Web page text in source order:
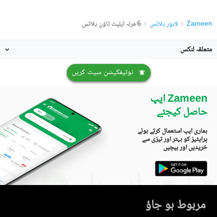
Zameen لاہور پلاٹس 6 مرلہ ایلیٹ ٹاؤن پلاٹس
متعلقہ لنکس
نوٹیفکیشن سیٹ کریں
Zameen ایپ
حاصل کیجئے
ہماری ایپ استعمال کرتے ہوئے
پراپٹیز کو بہتر اور تیزی سے
خریدیں اور بیچیں
مربوط ہو جاؤ